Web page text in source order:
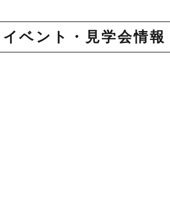
イベント・見学会情報